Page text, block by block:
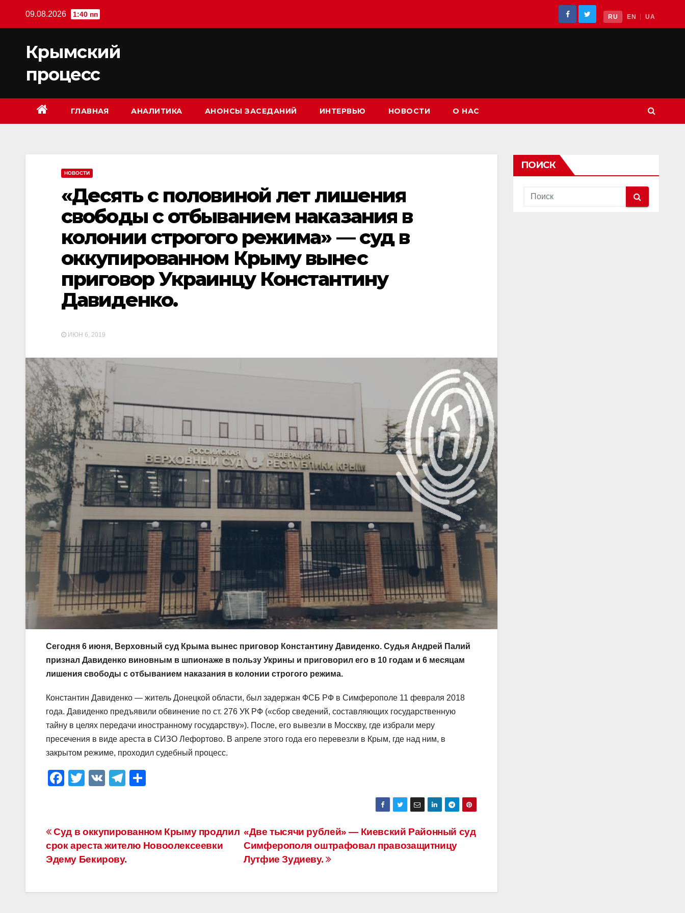
09.08.2026 1:40 пп RU EN UA
Крымский
процесс
ГЛАВНАЯ АНАЛИТИКА АНОНСЫ ЗАСЕДАНИЙ ИНТЕРВЬЮ НОВОСТИ О НАС
НОВОСТИ
«Десять с половиной лет лишения
свободы с отбыванием наказания в
колонии строгого режима» — суд в
оккупированном Крыму вынес
приговор Украинцу Константину
Давиденко.
ИЮН 6, 2019
Сегодня 6 июня, Верховный суд Крыма вынес приговор Константину Давиденко. Судья Андрей Палий
признал Давиденко виновным в шпионаже в пользу Укрины и приговорил его в 10 годам и 6 месяцам
лишения свободы с отбыванием наказания в колонии строгого режима.
Константин Давиденко — житель Донецкой области, был задержан ФСБ РФ в Симферополе 11 февраля 2018
года. Давиденко предъявили обвинение по ст. 276 УК РФ («сбор сведений, составляющих государственную
тайну в целях передачи иностранному государству»). После, его вывезли в Мосскву, где избрали меру
пресечения в виде ареста в СИЗО Лефортово. В апреле этого года его перевезли в Крым, где над ним, в
закрытом режиме, проходил судебный процесс.
F
e
b
o
k
T
er
V
T
gr
a
m
а
в
Навигация
по
«Две тысячи рублей» — Киевский Районный суд
Симферополя оштрафовал правозащитницу
Лутфие Зудиеву.
Суд в оккупированном Крыму продлил
срок ареста жителю Новоолексеевки
Эдему Бекирову.
ПОИСК